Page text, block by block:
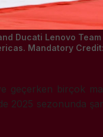
Ducati Lenovo
Mandatory
geçerken birçok
2025 sezonunda